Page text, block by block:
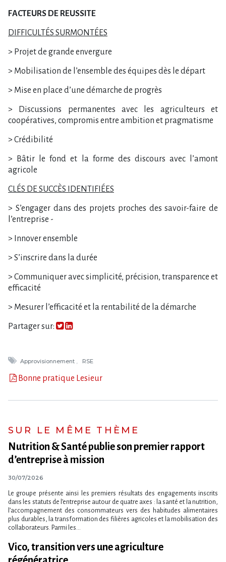
FACTEURS DE REUSSITE
DIFFICULTÉS SURMONTÉES
> Projet de grande envergure
> Mobilisation de l’ensemble des équipes dès le départ
> Mise en place d’une démarche de progrès
> Discussions permanentes avec les agriculteurs et
coopératives, compromis entre ambition et pragmatisme
> Crédibilité
> Bâtir le fond et la forme des discours avec l’amont
agricole
CLÉS DE SUCCÈS IDENTIFIÉES
> S’engager dans des projets proches des savoir-faire de
l’entreprise -
> Innover ensemble
> S’inscrire dans la durée
> Communiquer avec simplicité, précision, transparence et
efficacité
> Mesurer l’efficacité et la rentabilité de la démarche
Partager sur:
Approvisionnement RSE
Bonne pratique Lesieur
SUR LE MÊME THÈME
Nutrition & Santé publie son premier rapport
d’entreprise à mission
30/07/2026
Le groupe présente ainsi les premiers résultats des engagements inscrits
dans les statuts de l​‌’entreprise autour de quatre axes : la santé et la nutrition,
l​‌’accompagnement des consommateurs vers des habitudes alimentaires
plus durables, la transformation des filières agricoles et la mobilisation des
collaborateurs. Parmi les...
Vico, transition vers une agriculture